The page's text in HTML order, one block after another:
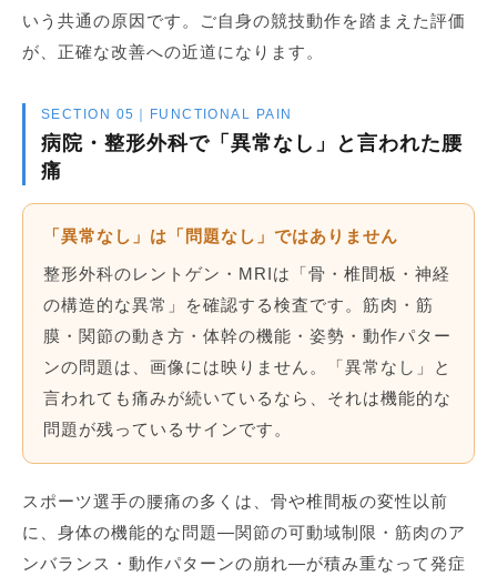
いう共通の原因です。ご自身の競技動作を踏まえた評価
が、正確な改善への近道になります。
SECTION 05｜FUNCTIONAL PAIN
病院・整形外科で「異常なし」と言われた腰
痛
「異常なし」は「問題なし」ではありません
整形外科のレントゲン・MRIは「骨・椎間板・神経
の構造的な異常」を確認する検査です。筋肉・筋
膜・関節の動き方・体幹の機能・姿勢・動作パター
ンの問題は、画像には映りません。「異常なし」と
言われても痛みが続いているなら、それは機能的な
問題が残っているサインです。
スポーツ選手の腰痛の多くは、骨や椎間板の変性以前
に、身体の機能的な問題—関節の可動域制限・筋肉のア
ンバランス・動作パターンの崩れ—が積み重なって発症